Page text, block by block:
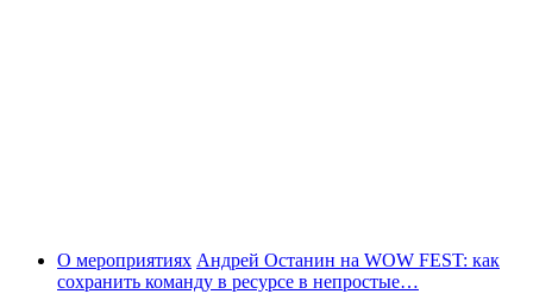
О мероприятиях Андрей Останин на WOW FEST: как
сохранить команду в ресурсе в непростые…